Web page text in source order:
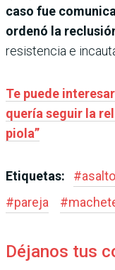
caso fue
ordenó la
resistencia e
Te puede
quería seguir la
piola”
Etiquetas: #asalto
#pareja #
Déjanos tus